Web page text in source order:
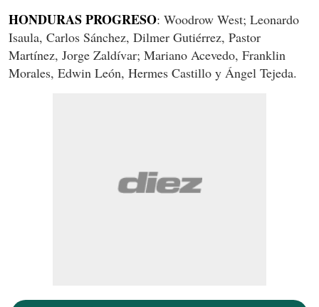
HONDURAS PROGRESO: Woodrow West; Leonardo
Isaula, Carlos Sánchez, Dilmer Gutiérrez, Pastor
Martínez, Jorge Zaldívar; Mariano Acevedo, Franklin
Morales, Edwin León, Hermes Castillo y Ángel Tejeda.